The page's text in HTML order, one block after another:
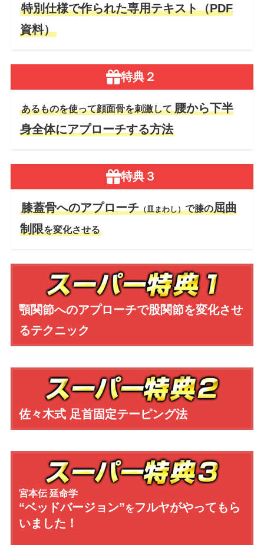
特別仕様で作られた専用テキスト（PDF
資料）
特典２
あるものを使って顔面骨を刺激して 腰から下半
身全体にアプローチする方法
特典３
膝蓋骨へのアプローチ（皿まわし）で膝の屈曲
制限を変化させる
顎関節へのアプローチで股関節を変化させ
るテクニック
佐々木式 足首固定テーピング法
宮本伝 延命学
“ベッドバージョン”をフルヤがやってもら
いました！